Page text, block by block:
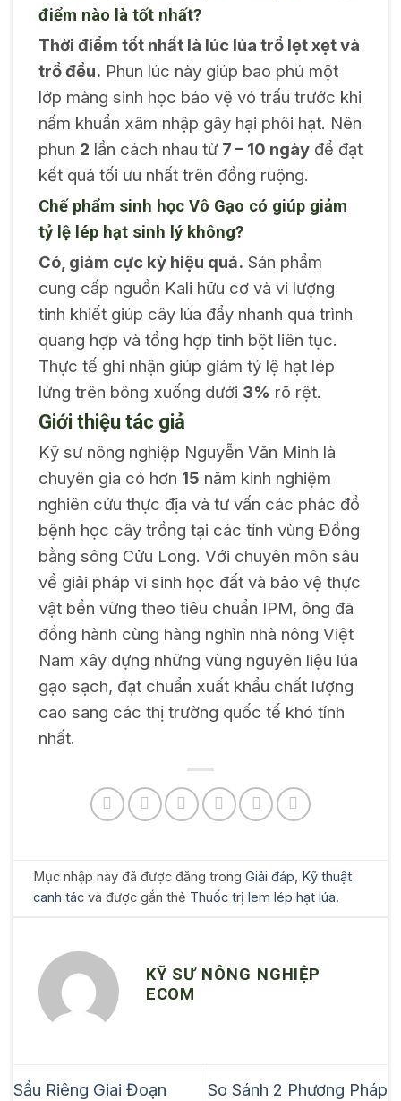
điểm nào là tốt nhất?
Thời điểm tốt nhất là lúc lúa trổ lẹt xẹt và
trổ đều. Phun lúc này giúp bao phủ một
lớp màng sinh học bảo vệ vỏ trấu trước khi
nấm khuẩn xâm nhập gây hại phôi hạt. Nên
phun 2 lần cách nhau từ 7 – 10 ngàyđể đạt
kết quả tối ưu nhất trên đồng ruộng.
Chế phẩm sinh học Vô Gạo có giúp giảm
tỷ lệ lép hạt sinh lý không?
Có, giảm cực kỳ hiệu quả. Sản phẩm
cung cấp nguồn Kali hữu cơ và vi lượng
tinh khiết giúp cây lúa đẩy nhanh quá trình
quang hợp và tổng hợp tinh bột liên tục.
Thực tế ghi nhận giúp giảm tỷ lệ hạt lép
lửng trên bông xuống dưới 3% rõ rệt.
Giới thiệu tác giả
Kỹ sư nông nghiệp Nguyễn Văn Minh là
chuyên gia có hơn 15 năm kinh nghiệm
nghiên cứu thực địa và tư vấn các phác đồ
bệnh học cây trồng tại các tỉnh vùng Đồng
bằng sông Cửu Long. Với chuyên môn sâu
về giải pháp vi sinh học đất và bảo vệ thực
vật bền vững theo tiêu chuẩn IPM, ông đã
đồng hành cùng hàng nghìn nhà nông Việt
Nam xây dựng những vùng nguyên liệu lúa
gạo sạch, đạt chuẩn xuất khẩu chất lượng
cao sang các thị trường quốc tế khó tính
nhất.
Mục nhập này đã được đăng trongGiải đáp, Kỹ thuật
canh tác và được gắn thẻ Thuốc trị lem lép hạt lúa.
KỸ SƯ NÔNG NGHIỆP
ECOM
Sầu Riêng Giai Đoạn
So Sánh 2 Phương Pháp